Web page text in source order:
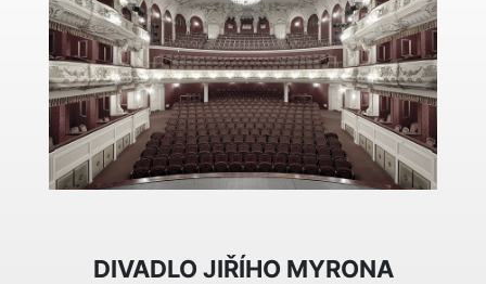
DIVADLO JIŘÍHO MYRONA